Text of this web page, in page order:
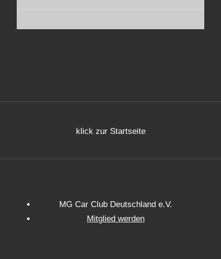
klick zur Startseite
MG Car Club Deutschland e.V.
Mitglied werden